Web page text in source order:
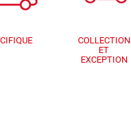
COLLECTION
ET
EXCEPTION